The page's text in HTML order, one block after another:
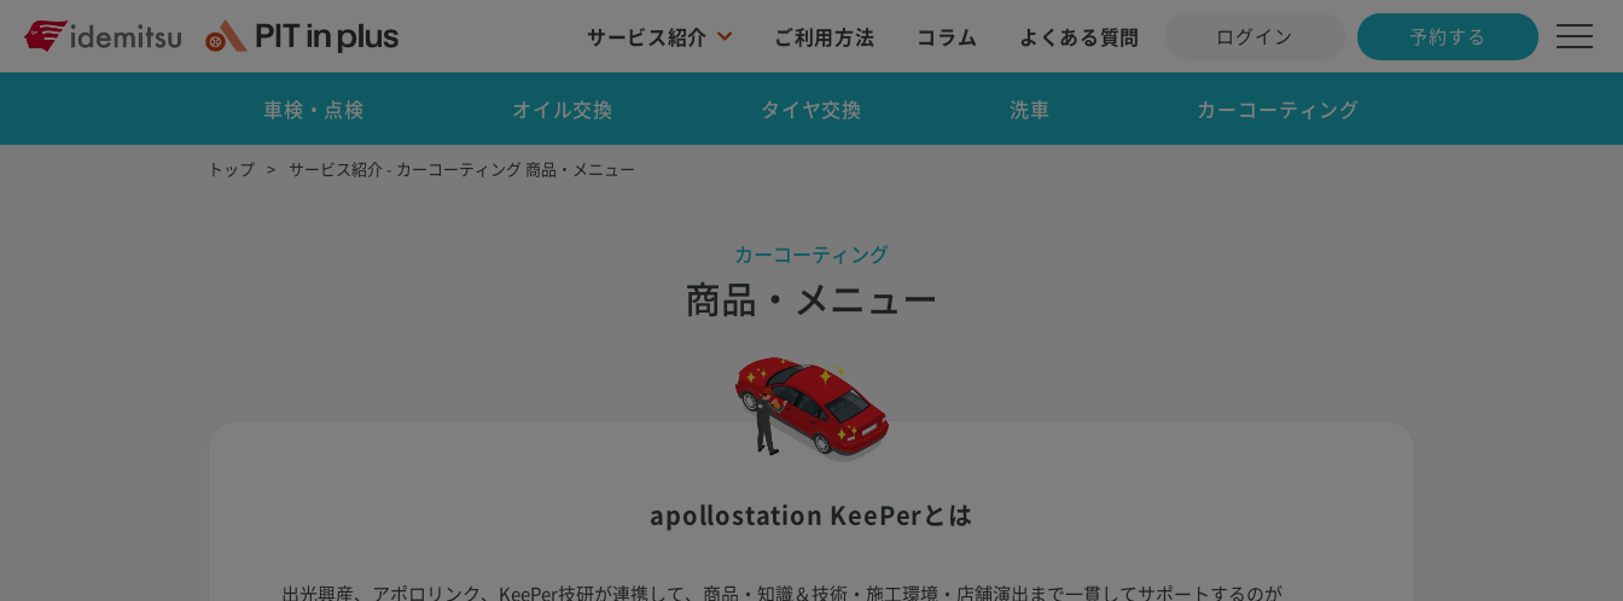
サービス紹介 ご利用方法 コラム よくある質問 ログイン 予約する
車検・点検 オイル交換 タイヤ交換 洗車 カーコーティング
トップ サービス紹介 - カーコーティング 商品・メニュー
カーコーティング
商品・メニュー
apollostation KeePerとは
出光興産、アポロリンク、KeePer技研が連携して、商品・知識＆技術・施工環境・店舗演出まで一貫してサポートするのが